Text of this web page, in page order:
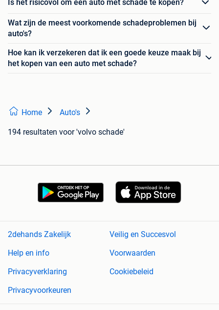
Is het risicovol om een auto met schade te kopen?
Wat zijn de meest voorkomende schadeproblemen bij
auto's?
Hoe kan ik verzekeren dat ik een goede keuze maak bij
het kopen van een auto met schade?
Home Auto's
194 resultaten voor 'volvo schade'
2dehands Zakelijk
Veilig en Succesvol
Help en info
Voorwaarden
Privacyverklaring
Cookiebeleid
Privacyvoorkeuren